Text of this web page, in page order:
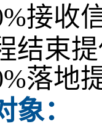
接收
结束
落地
象：